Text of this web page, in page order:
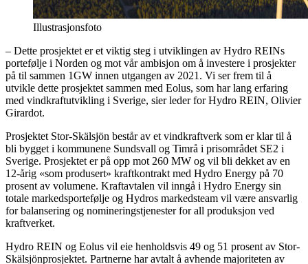
Illustrasjonsfoto
– Dette prosjektet er et viktig steg i utviklingen av Hydro REINs
portefølje i Norden og mot vår ambisjon om å investere i prosjekter
på til sammen 1GW innen utgangen av 2021. Vi ser frem til å
utvikle dette prosjektet sammen med Eolus, som har lang erfaring
med vindkraftutvikling i Sverige, sier leder for Hydro REIN, Olivier
Girardot.
Prosjektet Stor-Skälsjön består av et vindkraftverk som er klar til å
bli bygget i kommunene Sundsvall og Timrå i prisområdet SE2 i
Sverige. Prosjektet er på opp mot 260 MW og vil bli dekket av en
12-årig «som produsert» kraftkontrakt med Hydro Energy på 70
prosent av volumene. Kraftavtalen vil inngå i Hydro Energy sin
totale markedsportefølje og Hydros markedsteam vil være ansvarlig
for balansering og nomineringstjenester for all produksjon ved
kraftverket.
Hydro REIN og Eolus vil eie henholdsvis 49 og 51 prosent av Stor-
Skälsjönprosjektet. Partnerne har avtalt å avhende majoriteten av